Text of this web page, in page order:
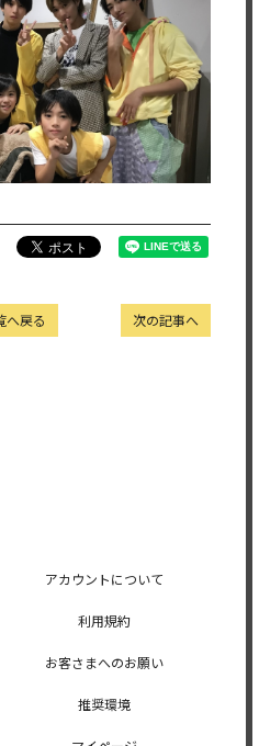
次の記事へ
へ戻る
アカウントについて
利用規約
お客さまへのお願い
推奨環境